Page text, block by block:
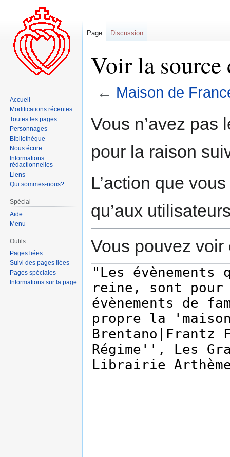
Voir la source
← Maison de
à
navigation
à
recherche
Vous n’avez pas
pour la raison
L’action que
qu’aux
Vous pouvez
Page Discussion
Accueil
Modifications récentes
Toutes les pages
Personnages
Bibliothèque
Nous écrire
Informations
rédactionnelles
Liens
Qui sommes-nous?
Spécial
Aide
Menu
Outils
Pages liées
Suivi des pages liées
Pages spéciales
Informations sur la page